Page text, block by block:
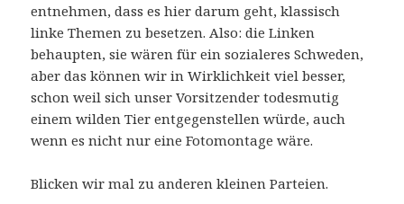
entnehmen, dass es hier darum geht, klassisch
linke Themen zu besetzen. Also: die Linken
behaupten, sie wären für ein sozialeres Schweden,
aber das können wir in Wirklichkeit viel besser,
schon weil sich unser Vorsitzender todesmutig
einem wilden Tier entgegenstellen würde, auch
wenn es nicht nur eine Fotomontage wäre.
Blicken wir mal zu anderen kleinen Parteien.